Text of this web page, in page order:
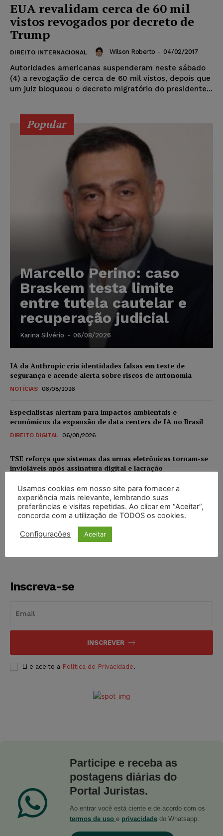
EUA revalidam cerca de 60 mil
vistos revogados por decreto de
Trump
DIREITO INTERNACIONAL Wilson Roberto - 04/02/2017
Autoridades americanas suspenderam neste sábado
(4) a revogação de cerca de 60 mil vistos, depois que
um juiz bloqueou o decreto migratório do presidente...
Popular
Marcello Perino: caso
Braskem testa limite
entre tutela cautelar e
recuperação judicial
Karina Silvério - 06/08/2026
IA da Anthropic cria identidades falsas em teste de
segurança e acende alerta sobre riscos de autonomia
NOTÍCIAS 06/08/2026
Especialistas alertam para impactos ambientais e
econômicos da expansão de data centers de IA no Brasil
DIREITO DIGITAL 06/08/2026
TSE reforça que sistemas das urnas eletrônicas tornam-se
invioláveis após assinatura digital e lacração
STF inicia julgamento sobre constitucionalidade da
proibição dos jogos de azar no Brasil
Inscreva-se
INSCREVER
Li e aceito a Política de Privacidade.
Participe e receba as
postagens diárias do
Portal Juristas.
Ao entrar você está ciente e de acordo com os
termos de uso e privacidade do Whatsapp.
Usamos cookies em nosso site para fornecer a
experiência mais relevante, lembrando suas
preferências e visitas repetidas. Ao clicar em “Aceitar”,
concorda com a utilização de TODOS os cookies.
Configurações Aceitar